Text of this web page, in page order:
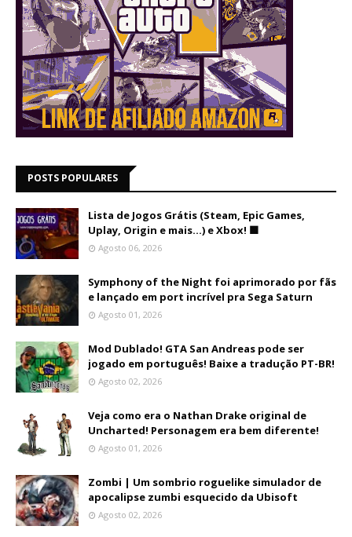
POSTS POPULARES
Lista de Jogos Grátis (Steam, Epic Games,
Uplay, Origin e mais...) e Xbox! 🟩
Agosto 06, 2026
Symphony of the Night foi aprimorado por fãs
e lançado em port incrível pra Sega Saturn
Agosto 01, 2026
Mod Dublado! GTA San Andreas pode ser
jogado em português! Baixe a tradução PT-BR!
Agosto 02, 2026
Veja como era o Nathan Drake original de
Uncharted! Personagem era bem diferente!
Agosto 01, 2026
Zombi | Um sombrio roguelike simulador de
apocalipse zumbi esquecido da Ubisoft
Agosto 02, 2026